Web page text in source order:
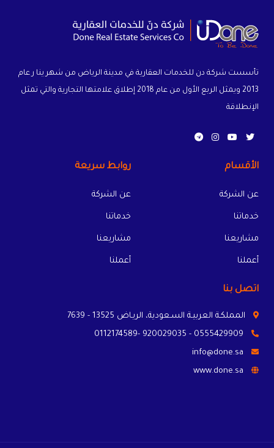
تأسست شركة دن للخدمات العقارية في مدينة الرياض من شهر ينا ر عام
2013 ويمثل الربع الأول من عام 2018 إطلاق علامتها التجارية والتي تمثل
الإنطلاقة
الأقسام
عن الشركة
خدماتنا
مشاريعنا
أعملنا
روابط سريعة
عن الشركة
خدماتنا
مشاريعنا
أعملنا
اتصل بنا
المملكـة العربيـة السـعودية، الريـاض 13525 - 7639
0555429909 - 920029035 -0112174589
info@done.sa
www.done.sa